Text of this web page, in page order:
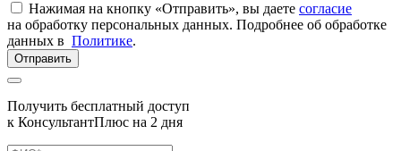
Нажимая на кнопку «Отправить», вы даете согласие
на обработку персональных данных. Подробнее об обработке
данных в Политике.
Отправить
Получить бесплатный доступ
к КонсультантПлюс на 2 дня